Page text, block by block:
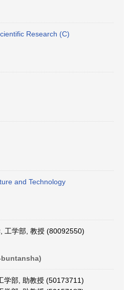
Research (C)
and Technology
工学部, 教授 (80092550)
学部, 助教授 (50173711)